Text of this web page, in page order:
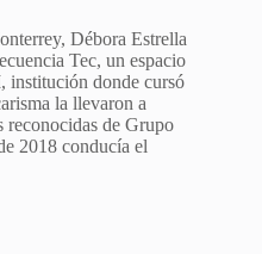
Débora Estrella
Tec, un espacio
donde cursó
la llevaron a
reconocidas de Grupo
2018 conducía el